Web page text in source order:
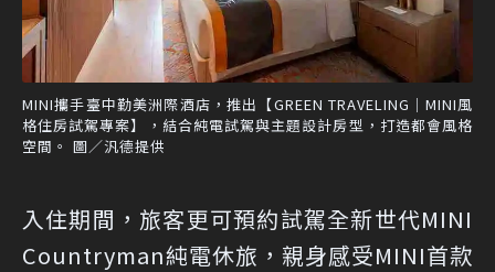
MINI攜手臺中勤美洲際酒店，推出【GREEN TRAVELING│MINI風
格住房試駕專案】，結合純電試駕與主題設計房型，打造都會風格
空間。 圖／汎德提供
入住期間，旅客更可預約試駕全新世代MINI
Countryman純電休旅，親身感受MINI首款